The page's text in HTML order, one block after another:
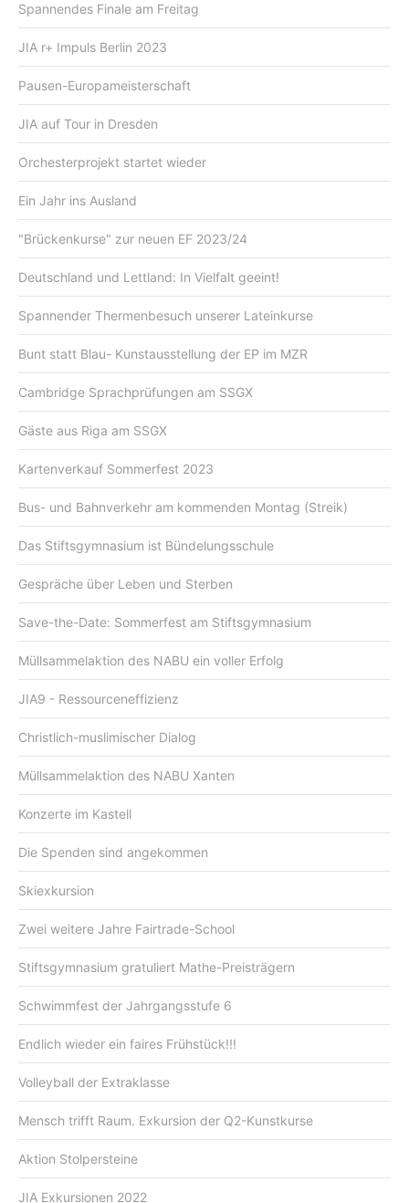
Spannendes Finale am Freitag
JIA r+ Impuls Berlin 2023
Pausen-Europameisterschaft
JIA auf Tour in Dresden
Orchesterprojekt startet wieder
Ein Jahr ins Ausland
"Brückenkurse" zur neuen EF 2023/24
Deutschland und Lettland: In Vielfalt geeint!
Spannender Thermenbesuch unserer Lateinkurse
Bunt statt Blau- Kunstausstellung der EP im MZR
Cambridge Sprachprüfungen am SSGX
Gäste aus Riga am SSGX
Kartenverkauf Sommerfest 2023
Bus- und Bahnverkehr am kommenden Montag (Streik)
Das Stiftsgymnasium ist Bündelungsschule
Gespräche über Leben und Sterben
Save-the-Date: Sommerfest am Stiftsgymnasium
Müllsammelaktion des NABU ein voller Erfolg
JIA9 - Ressourceneffizienz
Christlich-muslimischer Dialog
Müllsammelaktion des NABU Xanten
Konzerte im Kastell
Die Spenden sind angekommen
Skiexkursion
Zwei weitere Jahre Fairtrade-School
Stiftsgymnasium gratuliert Mathe-Preisträgern
Schwimmfest der Jahrgangsstufe 6
Endlich wieder ein faires Frühstück!!!
Volleyball der Extraklasse
Mensch trifft Raum. Exkursion der Q2-Kunstkurse
Aktion Stolpersteine
JIA Exkursionen 2022